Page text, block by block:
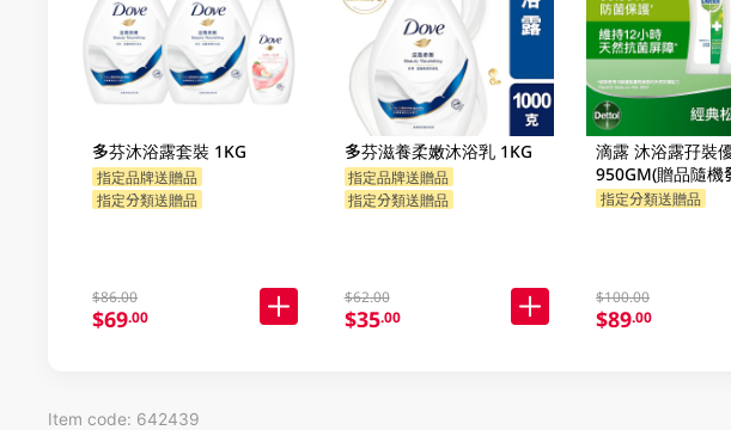
多芬沐浴露套裝 1KG
指定品牌送贈品
指定分類送贈品
$86.00
$69.00
多芬滋養柔嫩沐浴乳 1KG
指定品牌送贈品
指定分類送贈品
$62.00
$35.00
滴露 沐浴露孖裝
950GM(贈品隨機
指定分類送贈品
$100.00
$89.00
Item code: 642439